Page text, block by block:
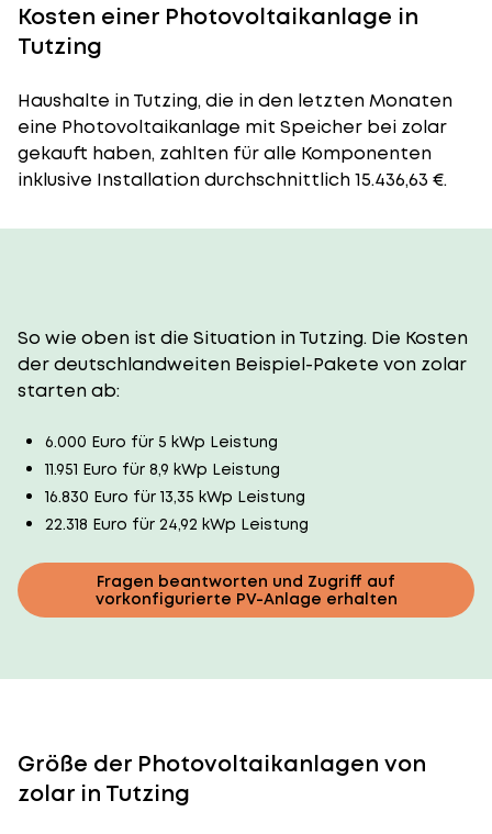
Kosten einer Photovoltaikanlage in
Tutzing
Haushalte in Tutzing, die in den letzten Monaten
eine Photovoltaikanlage mit Speicher bei zolar
gekauft haben, zahlten für alle Komponenten
inklusive Installation durchschnittlich 15.436,63 €.
So wie oben ist die Situation in Tutzing. Die Kosten
der deutschlandweiten Beispiel-Pakete von zolar
starten ab:
6.000 Euro für 5 kWp Leistung
11.951 Euro für 8,9 kWp Leistung
16.830 Euro für 13,35 kWp Leistung
22.318 Euro für 24,92 kWp Leistung
Fragen beantworten und Zugriff auf
vorkonfigurierte PV-Anlage erhalten
Größe der Photovoltaikanlagen von
zolar in Tutzing